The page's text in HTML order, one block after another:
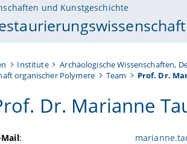
und Kunstgeschichte
Institute Archäologische Wissenschaften,
organischer Polymere
Team Prof. Dr.
Dr. Marianne
Mail: